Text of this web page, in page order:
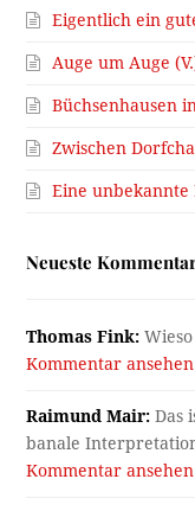
Eigentlich ein
Auge um Auge
Büchsenhausen
Zwischen
Eine unbekannte
Neueste
Thomas Fink:
Kommentar
Raimund Mair: Das
banale
Kommentar